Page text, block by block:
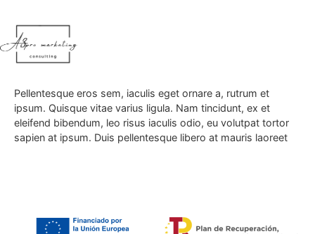
resultados?
Lorem ipsum dolor sit amet, consectetur adipiscing elit.
Pellentesque eros sem, iaculis eget ornare a, rutrum et
ipsum. Quisque vitae varius ligula. Nam tincidunt, ex et
eleifend bibendum, leo risus iaculis odio, eu volutpat tortor
sapien at ipsum. Duis pellentesque libero at mauris laoreet